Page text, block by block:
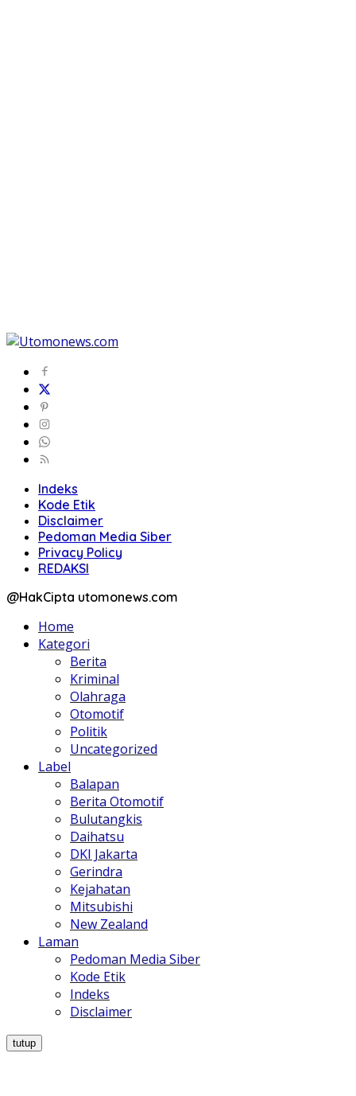
Indeks
Kode Etik
Disclaimer
Pedoman Media Siber
Privacy Policy
REDAKSI
@HakCipta utomonews.com
Home
Kategori
Berita
Kriminal
Olahraga
Otomotif
Politik
Uncategorized
Label
Balapan
Berita Otomotif
Bulutangkis
Daihatsu
DKI Jakarta
Gerindra
Kejahatan
Mitsubishi
New Zealand
Laman
Pedoman Media Siber
Kode Etik
Indeks
Disclaimer
tutup